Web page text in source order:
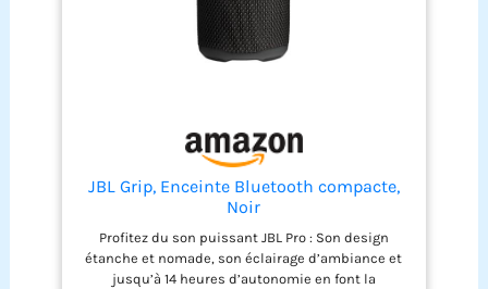
JBL Grip, Enceinte Bluetooth compacte,
Noir
Profitez du son puissant JBL Pro : Son design
étanche et nomade, son éclairage d’ambiance et
jusqu’à 14 heures d’autonomie en font la